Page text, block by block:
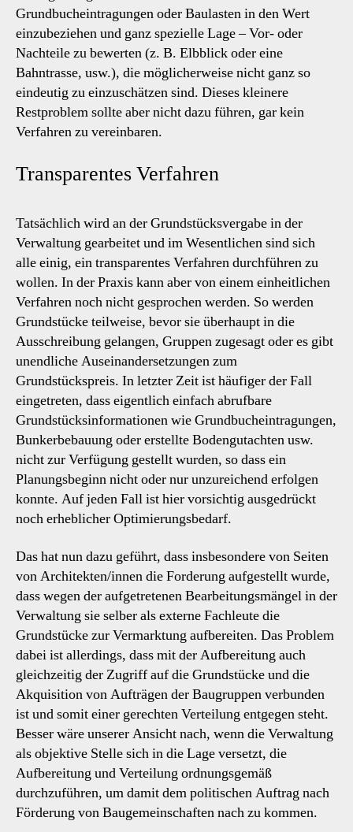
Grundbucheintragungen oder Baulasten in den Wert
einzubeziehen und ganz spezielle Lage – Vor- oder
Nachteile zu bewerten (z. B. Elbblick oder eine
Bahntrasse, usw.), die möglicherweise nicht ganz so
eindeutig zu einzuschätzen sind. Dieses kleinere
Restproblem sollte aber nicht dazu führen, gar kein
Verfahren zu vereinbaren.
Transparentes Verfahren
Tatsächlich wird an der Grundstücksvergabe in der
Verwaltung gearbeitet und im Wesentlichen sind sich
alle einig, ein transparentes Verfahren durchführen zu
wollen. In der Praxis kann aber von einem einheitlichen
Verfahren noch nicht gesprochen werden. So werden
Grundstücke teilweise, bevor sie überhaupt in die
Ausschreibung gelangen, Gruppen zugesagt oder es gibt
unendliche Auseinandersetzungen zum
Grundstückspreis. In letzter Zeit ist häufiger der Fall
eingetreten, dass eigentlich einfach abrufbare
Grundstücksinformationen wie Grundbucheintragungen,
Bunkerbebauung oder erstellte Bodengutachten usw.
nicht zur Verfügung gestellt wurden, so dass ein
Planungsbeginn nicht oder nur unzureichend erfolgen
konnte. Auf jeden Fall ist hier vorsichtig ausgedrückt
noch erheblicher Optimierungsbedarf.
Das hat nun dazu geführt, dass insbesondere von Seiten
von Architekten/innen die Forderung aufgestellt wurde,
dass wegen der aufgetretenen Bearbeitungsmängel in der
Verwaltung sie selber als externe Fachleute die
Grundstücke zur Vermarktung aufbereiten. Das Problem
dabei ist allerdings, dass mit der Aufbereitung auch
gleichzeitig der Zugriff auf die Grundstücke und die
Akquisition von Aufträgen der Baugruppen verbunden
ist und somit einer gerechten Verteilung entgegen steht.
Besser wäre unserer Ansicht nach, wenn die Verwaltung
als objektive Stelle sich in die Lage versetzt, die
Aufbereitung und Verteilung ordnungsgemäß
durchzuführen, um damit dem politischen Auftrag nach
Förderung von Baugemeinschaften nach zu kommen.